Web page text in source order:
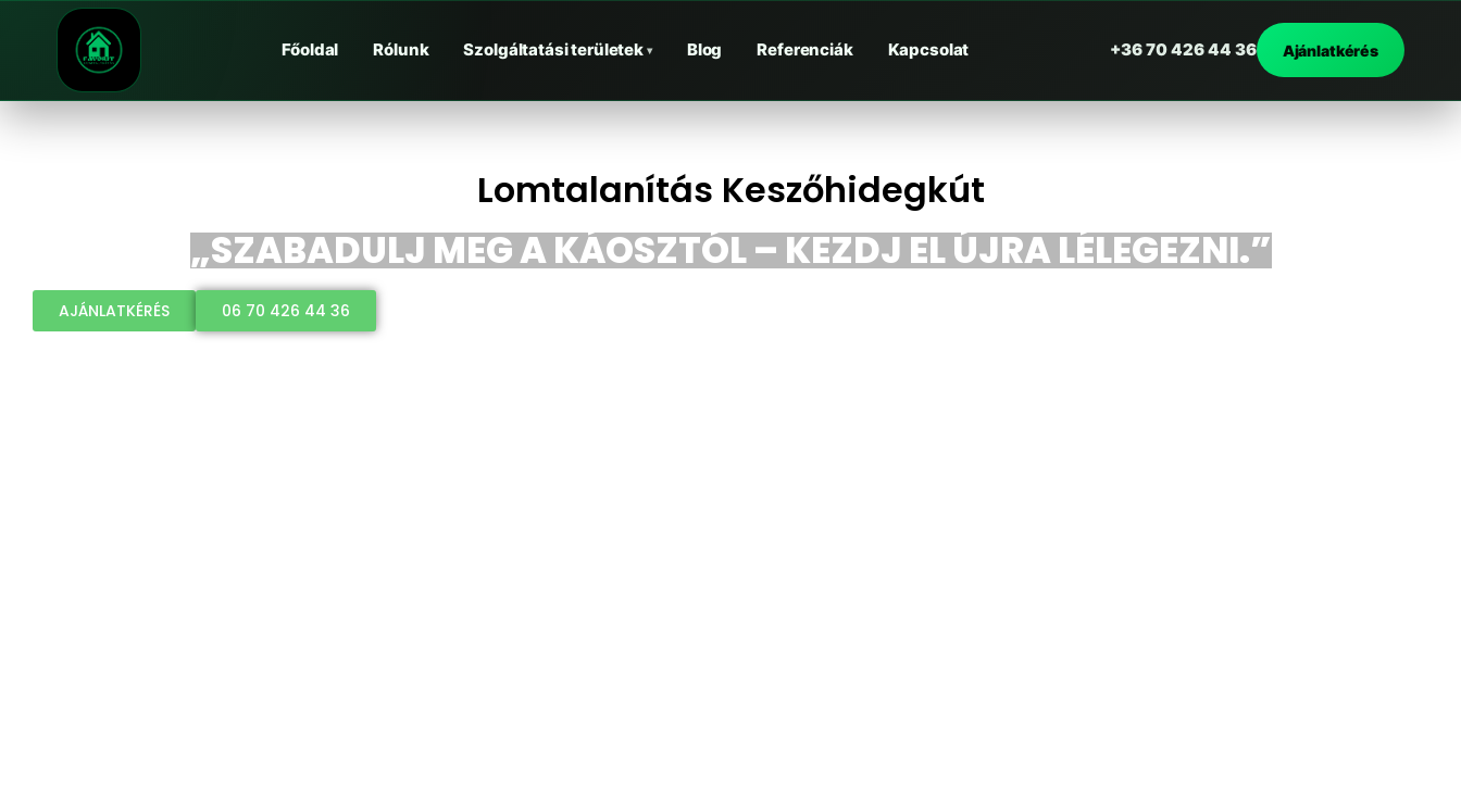
Főoldal Rólunk Szolgáltatási területek ▾ Blog Referenciák Kapcsolat +36 70 426 44 36 Ajánlatkérés
Lomtalanítás Keszőhidegkút
„SZABADULJ MEG A KÁOSZTÓL – KEZDJ EL ÚJRA LÉLEGEZNI.”
AJÁNLATKÉRÉS 06 70 426 44 36